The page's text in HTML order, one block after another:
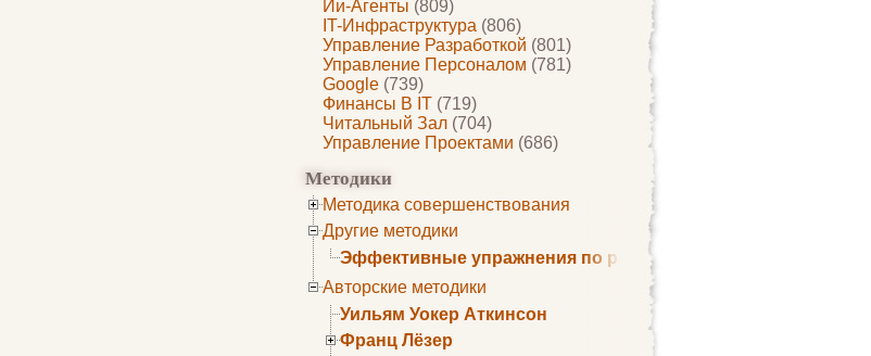
Ии-Агенты (809)
IT-Инфраструктура (806)
Управление Разработкой (801)
Управление Персоналом (781)
Google (739)
Финансы В IT (719)
Читальный Зал (704)
Управление Проектами (686)
Методики
Методика совершенствования
Другие методики
Эффективные упражнения по развитию памяти
Авторские методики
Уильям Уокер Аткинсон
Франц Лёзер